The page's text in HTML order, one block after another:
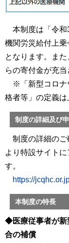
本制度は「令和
機関労災給付上
となります。ま
らの寄付金が充当
※「新型コロナ
格者等」の定義は
制度の詳細及び
制度の詳細のご
より特設サイト
す。
https://
本制度の特長
◆医療従事者が新
合の補償